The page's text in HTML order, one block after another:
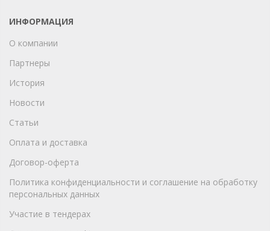
ИНФОРМАЦИЯ
О компании
Партнеры
История
Новости
Статьи
Оплата и доставка
Договор-оферта
Политика конфиденциальности и соглашение на обработку
персональных данных
Участие в тендерах